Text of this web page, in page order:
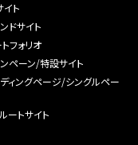
イト
ドサイト
フォリオ
ペーン/特設サイト
ィングページ/シングルペー
ートサイト